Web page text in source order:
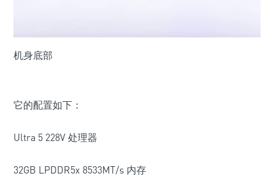
机身底部
它的配置如下：
Ultra 5 228V 处理器
32GB LPDDR5x 8533MT/s 内存